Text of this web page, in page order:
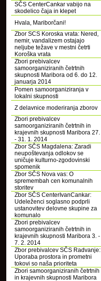
SČS CenterCankar vabijo na
skodelico čaja in klepet
Hvala, Mariborčani!
Zbor SCS Koroska vrata: Nered,
nemir, vandalizem ostajajo
neljube težave v mestni četrti
Koroška vrata
Zbori prebivalcev
samoorganiziranih četrtnih
skupnosti Maribora od 6. do 12.
januarja 2014
Pomen samoorganiziranja v
lokalni skupnosti
Z delavnice moderiranja zborov
Zbori prebivalcev
samoorganiziranih četrtnih in
krajevnih skupnosti Maribora 27.
- 31. 1. 2014
Zbor SČS Magdalena: Zaradi
neupoštevanja odlokov se
uničuje kulturno-zgodovinski
spomenik
Zbor SČS Nova vas: O
spremembah cen komunalnih
storitev
Zbor SČS CenterIvanCankar:
Udeleženci soglasno podprli
ustanovitev delovne skupine za
komunalo
Zbori prebivalcev
samoorganiziranih četrtnih in
krajevnih skupnosti Maribora 3. -
7. 2. 2014
Zbor prebivalcev SČS Radvanje:
Uporaba prostora in prometni
tokovi so naša prioriteta
Zbori samoorganiziranih četrtnih
in krajevnih skupnosti Maribora